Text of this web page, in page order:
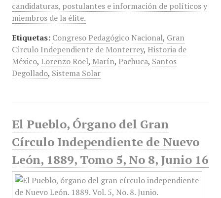
candidaturas, postulantes e información de políticos y
miembros de la élite.
Etiquetas: Congreso Pedagógico Nacional, Gran
Círculo Independiente de Monterrey, Historia de
México, Lorenzo Roel, Marín, Pachuca, Santos
Degollado, Sistema Solar
El Pueblo, Órgano del Gran
Círculo Independiente de Nuevo
León, 1889, Tomo 5, No 8, Junio 16